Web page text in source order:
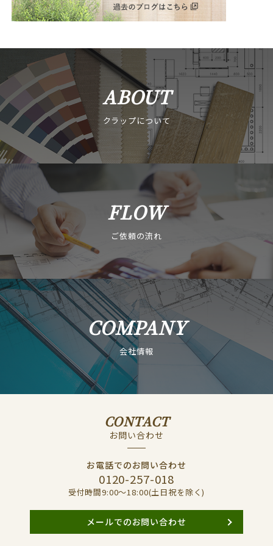
ABOUT
クラップについて
FLOW
ご依頼の流れ
COMPANY
会社情報
CONTACT
お問い合わせ
お電話でのお問い合わせ
0120-257-018
受付時間9:00〜18:00(土日祝を除く)
メールでのお問い合わせ